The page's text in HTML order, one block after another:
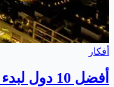
أفكار
أفضل 10 دول لبدء مشروع